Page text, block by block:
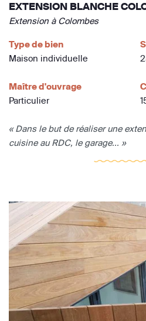
EXTENSION BLANCHE
Extension à Colombes
Type de bien
Maison individuelle
Maître d'ouvrage
Particulier
« Dans le but de réaliser une
cuisine au RDC, le garage... »